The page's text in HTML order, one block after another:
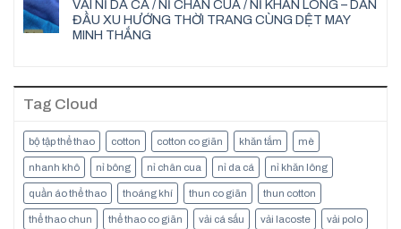
VẢI NỈ DA CÁ / NỈ CHÂN CUA / NỈ KHĂN LÔNG – DẪN
ĐẦU XU HƯỚNG THỜI TRANG CÙNG DỆT MAY
MINH THẮNG
Tag Cloud
bộ tập thể thao cotton cotton co giãn khăn tắm mè
nhanh khô nỉ bông nỉ chân cua nỉ da cá nỉ khăn lông
quần áo thể thao thoáng khí thun co giãn thun cotton
thể thao chun thể thao co giãn vải cá sấu vải lacoste vải polo